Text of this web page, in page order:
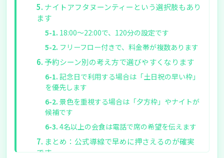
ナイトアフタヌーンティーという選択肢もあり
ます
18:00〜22:00で、120分の設定です
フリーフロー付きで、料金帯が複数あります
予約シーン別の考え方で選びやすくなります
記念日で利用する場合は「土日祝の早い枠」
を優先します
景色を重視する場合は「夕方枠」やナイトが
候補です
4名以上の会食は電話で席の希望を伝えます
まとめ：公式導線で早めに押さえるのが確実
です